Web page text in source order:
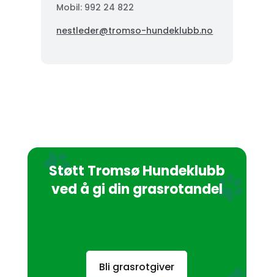
Mobil: 992 24 822
nestleder@tromso-hundeklubb.no
Støtt Tromsø Hundeklubb
ved å gi din grasrotandel
Bli grasrotgiver